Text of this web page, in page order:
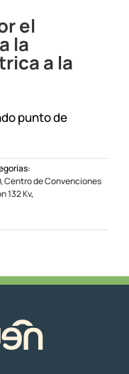
el
la
a la
punto de
,Centro de Convenciones
132 Kv,